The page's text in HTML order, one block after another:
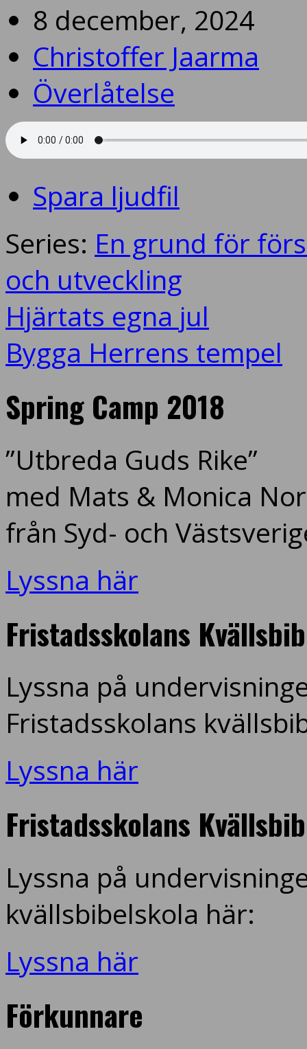
8 december, 2024
Christoffer Jaarma
Överlåtelse
Spara ljudfil
Series: En grund för
och utveckling
Hjärtats egna jul
Bygga Herrens tempel
Spring Camp 2018
”Utbreda Guds Rike”
med Mats & Monica
från Syd- och
Lyssna här
Fristadsskolans
Lyssna på
Fristadsskolans
Lyssna här
Fristadsskolans
Lyssna på
kvällsbibelskola här:
Lyssna här
Förkunnare